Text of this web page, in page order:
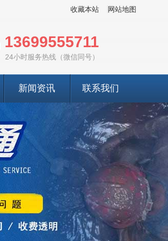
收藏本站 网站地图
13699555711
24小时服务热线（微信同号）
新闻资讯 联系我们